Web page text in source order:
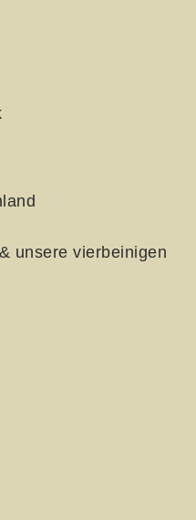
unsere vierbeinigen